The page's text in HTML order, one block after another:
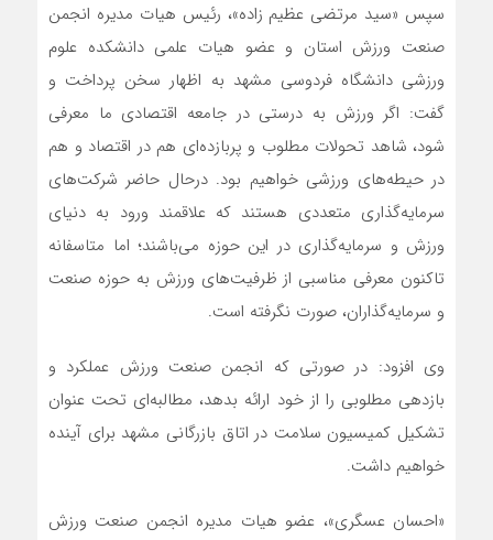
سپس «سید مرتضی عظیم زاده»، رئیس هیات مدیره انجمن
صنعت ورزش استان و عضو هیات علمی دانشکده علوم
ورزشی دانشگاه فردوسی مشهد به اظهار سخن پرداخت و
گفت: اگر ورزش به درستی در جامعه اقتصادی ما معرفی
شود، شاهد تحولات مطلوب و پربازده‌ای هم در اقتصاد و هم
در حیطه‌های ورزشی خواهیم بود. درحال حاضر شرکت‌های
سرمایه‌گذاری متعددی هستند که علاقمند ورود به دنیای
ورزش و سرمایه‌گذاری در این حوزه می‌باشند؛ اما متاسفانه
تاکنون معرفی مناسبی از ظرفیت‌های ورزش به حوزه صنعت
و سرمایه‌گذاران، صورت نگرفته است.
وی افزود: در صورتی که انجمن صنعت ورزش عملکرد و
بازدهی مطلوبی را از خود ارائه بدهد، مطالبه‌ای تحت عنوان
تشکیل کمیسیون سلامت در اتاق بازرگانی مشهد برای آینده
خواهیم داشت.
«احسان عسگری»، عضو هیات مدیره انجمن صنعت ورزش